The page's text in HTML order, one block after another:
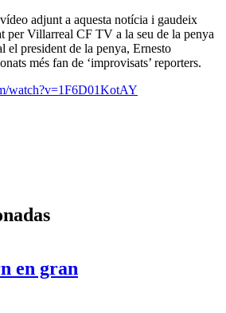
adjunt a aquesta notícia i gaudeix
per Villarreal CF TV a la seu de la penya
el president de la penya, Ernesto
més fan de ‘improvisats’ reporters.
watch?v=1F6D01KotAY
en gran